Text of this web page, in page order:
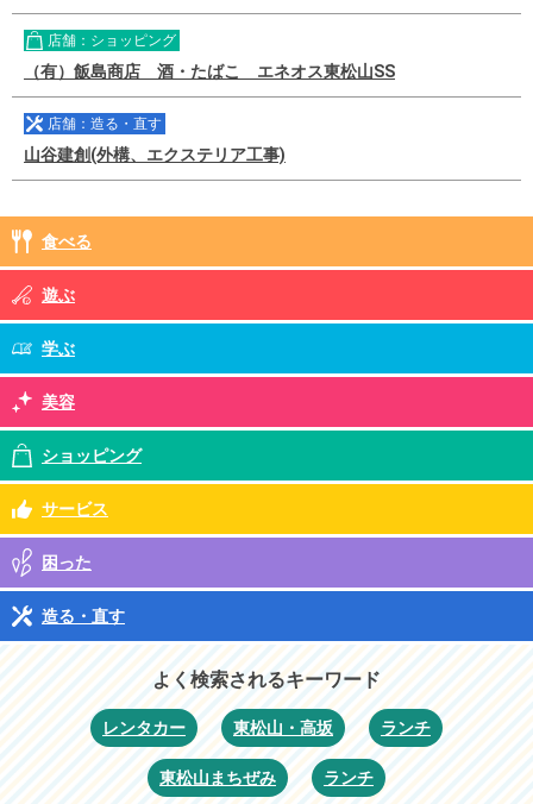
店舗：ショッピング
（有）飯島商店 酒・たばこ エネオス東松山SS
店舗：造る・直す
山谷建創(外構、エクステリア工事)
食べる
遊ぶ
学ぶ
美容
ショッピング
サービス
困った
造る・直す
よく検索されるキーワード
レンタカー 東松山・高坂 ランチ
東松山まちぜみ ランチ